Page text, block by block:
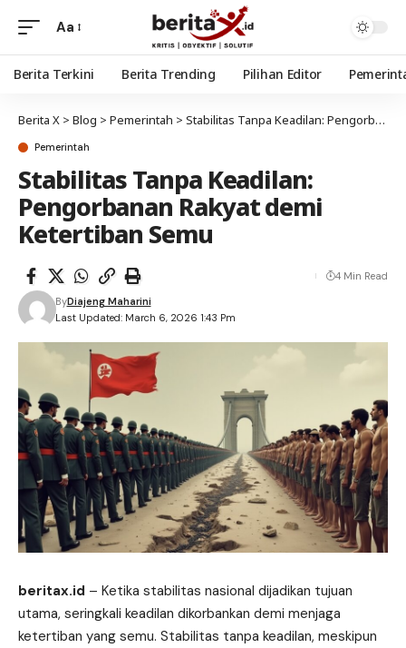
Aa
Berita Terkini Berita Trending Pilihan Editor
Berita X > Blog > Pemerintah > Stabilitas Tanpa Keadilan: Pengorbanan Rakyat demi Ketertiban Semu
Pemerintah
Stabilitas Tanpa Keadilan:
Pengorbanan Rakyat demi
Ketertiban Semu
Last Updated: March 6, 2026 1:43 Pm
ByDiajeng Maharini
4 Min Read
beritax.id – Ketika stabilitas nasional dijadikan tujuan
utama, seringkali keadilan dikorbankan demi menjaga
ketertiban yang semu. Stabilitas tanpa keadilan, meskipun